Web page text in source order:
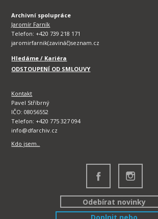
Archivní spolupráce
Jaromír Farník
Telefon: +420 739 218 171
jaromirfarnik(zavináč)seznam.cz
Hledáme / Kariéra
ODSTOUPENÍ OD SMLOUVY
Kontakt
Pavel Stříbrný
IČO: 08056552
Telefon: +420 775 327 094
info@dfarchiv.cz
Kdo jsem..
Odebírat novinky